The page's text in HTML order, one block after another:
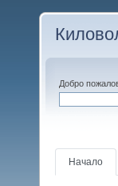
Добро
Начало